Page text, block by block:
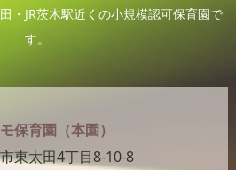
・JR茨木駅近くの小規模認可保育園で
す。
保育園（本園）
東太田4丁目8-10-8